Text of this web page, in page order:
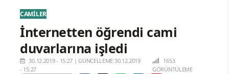
CAMİLER
İnternetten öğrendi cami
duvarlarına işledi
30.12.2019 - 15:27 |GÜNCELLEME:30.12.2019
- 15:27
1653
GÖRÜNTÜLEME